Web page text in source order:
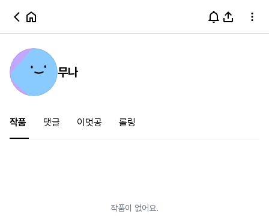
무나
작품 댓글 이멋공 롤링
작품이 없어요.